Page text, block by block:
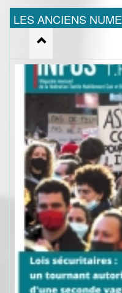
LES ANCIENS